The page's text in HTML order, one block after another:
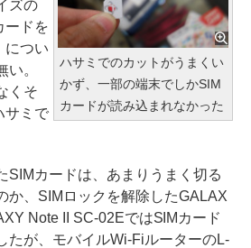
ハサミでのカットがうまくい
かず、一部の端末でしかSIM
カードが読み込まれなかった
ズの
ードを
につい
。
くそ
サミで
カードは、あまりうまく切る
か、SIMロックを解除したGALAX
Note II SC-02EではSIMカード
たが、モバイルWi-FiルーターのL-